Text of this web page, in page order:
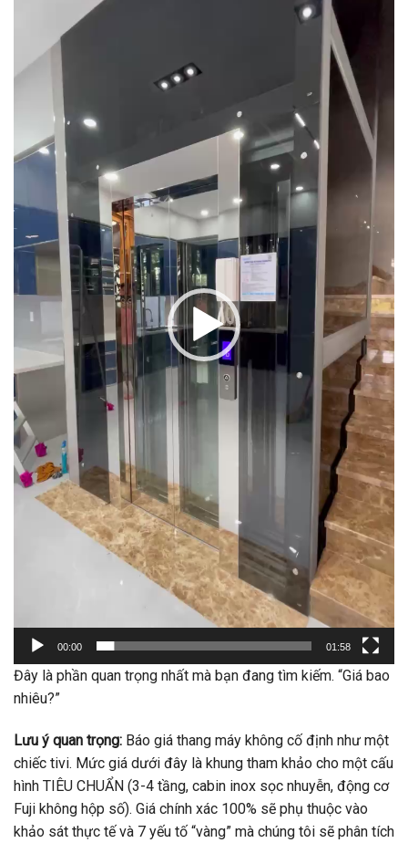
00:00 01:58
Đây là phần quan trọng nhất mà bạn đang tìm kiếm. “Giá bao
nhiêu?”
Lưu ý quan trọng: Báo giá thang máy không cố định như một
chiếc tivi. Mức giá dưới đây là khung tham khảo cho một cấu
hình TIÊU CHUẨN (3-4 tầng, cabin inox sọc nhuyễn, động cơ
Fuji không hộp số). Giá chính xác 100% sẽ phụ thuộc vào
khảo sát thực tế và 7 yếu tố “vàng” mà chúng tôi sẽ phân tích